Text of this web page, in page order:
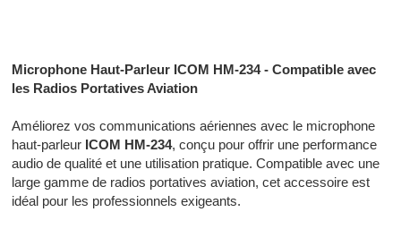
Microphone Haut-Parleur ICOM HM-234 - Compatible avec
les Radios Portatives Aviation
Améliorez vos communications aériennes avec le microphone
haut-parleur ICOM HM-234, conçu pour offrir une performance
audio de qualité et une utilisation pratique. Compatible avec une
large gamme de radios portatives aviation, cet accessoire est
idéal pour les professionnels exigeants.